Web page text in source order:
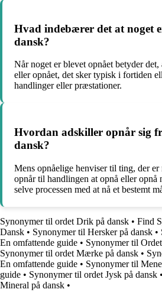
Hvad indebærer det at noget
dansk?
Når noget er blevet opnået betyder det,
eller opnået, det sker typisk i fortiden
handlinger eller præstationer.
Hvordan adskiller opnår sig
dansk?
Mens opnåelige henviser til ting, der
opnår til handlingen at opnå eller opnå
selve processen med at nå et bestemt
Synonymer til ordet Drik på dansk • Find
Dansk • Synonymer til Hersker på dansk •
En omfattende guide • Synonymer til
Synonymer til ordet Mærke på dansk •
En omfattende guide • Synonymer til
guide • Synonymer til ordet Jysk på dansk •
Mineral på dansk •